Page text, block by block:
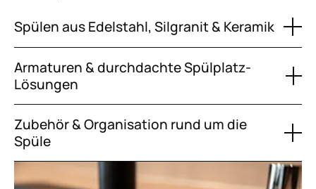
Spülen aus Edelstahl, Silgranit & Keramik
Armaturen & durchdachte Spülplatz-
Lösungen
Zubehör & Organisation rund um die
Spüle